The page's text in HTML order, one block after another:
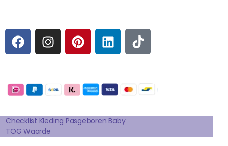
F
A
C
B
O
O
K
I
N
S
A
R
A
M
P
I
N
E
R
E
S
T
L
I
N
E
D
I
N
T
I
K
O
K
Checklist Kleding Pasgeboren Baby
TOG Waarde